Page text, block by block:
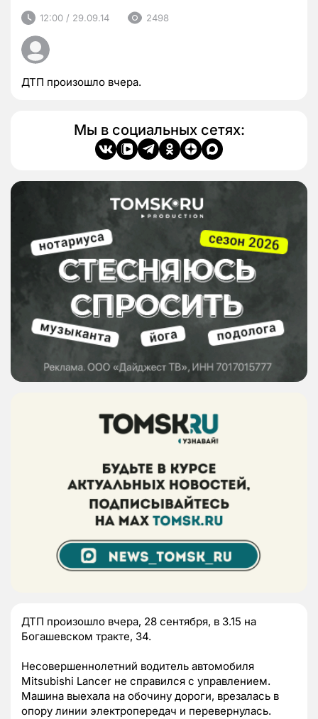
12:00 / 29.09.14 2498
ДТП произошло вчера.
Мы в социальных сетях:
ДТП произошло вчера, 28 сентября, в 3.15 на
Богашевском тракте, 34.
Несовершеннолетний водитель автомобиля
Mitsubishi Lancer не справился с управлением.
Машина выехала на обочину дороги, врезалась в
опору линии электропередач и перевернулась.